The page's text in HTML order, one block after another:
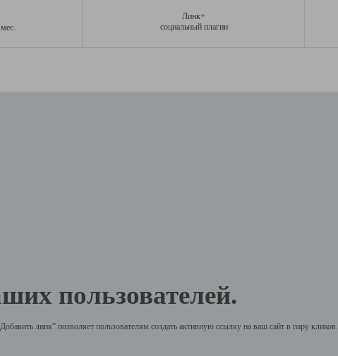
Линк+
социальный плагин
пользователей.
линк” позволяет пользователям создать активную ссылку на ваш сайт в пару кликов.